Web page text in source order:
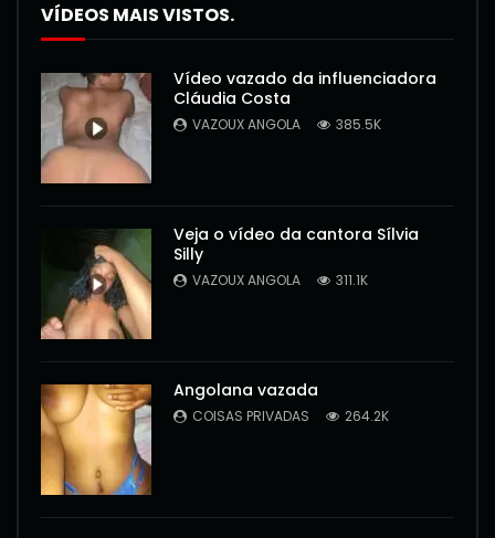
VÍDEOS MAIS VISTOS.
Vídeo vazado da influenciadora
Cláudia Costa
VAZOUX ANGOLA 385.5K
Veja o vídeo da cantora Sílvia
Silly
VAZOUX ANGOLA 311.1K
Angolana vazada
COISAS PRIVADAS 264.2K